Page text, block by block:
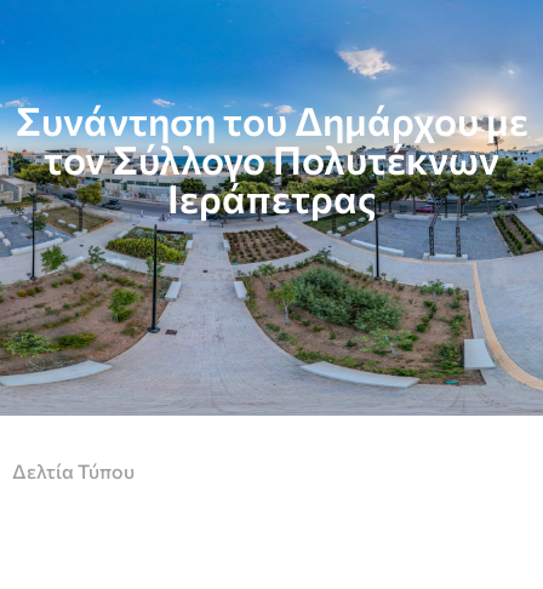
Συνάντηση του Δημάρχου με
τον Σύλλογο Πολυτέκνων
Ιεράπετρας
Δελτία Τύπου